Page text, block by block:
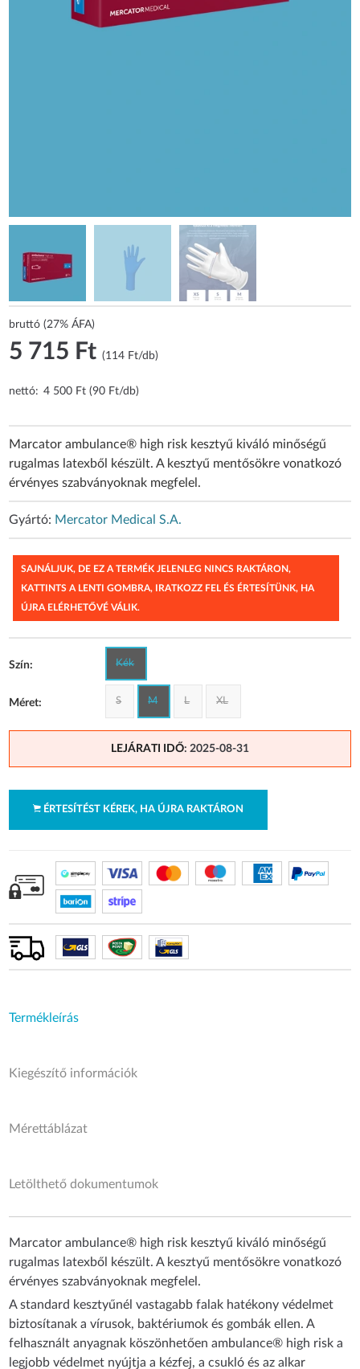
bruttó (27% ÁFA)
5 715 Ft(114 Ft/db)
nettó: 4 500 Ft (90 Ft/db)
Marcator ambulance® high risk kesztyű kiváló minőségű
rugalmas latexből készült. A kesztyű mentősökre vonatkozó
érvényes szabványoknak megfelel.
Gyártó: Mercator Medical S.A.
SAJNÁLJUK, DE EZ A TERMÉK JELENLEG NINCS RAKTÁRON,
KATTINTS A LENTI GOMBRA, IRATKOZZ FEL ÉS ÉRTESÍTÜNK, HA
ÚJRA ELÉRHETŐVÉ VÁLIK.
Szín: Kék
Méret: S M L XL
LEJÁRATI IDŐ: 2025-08-31
ÉRTESÍTÉST KÉREK, HA ÚJRA RAKTÁRON
Termékleírás
Kiegészítő információk
Mérettáblázat
Letölthető dokumentumok
Marcator ambulance® high risk kesztyű kiváló minőségű
rugalmas latexből készült. A kesztyű mentősökre vonatkozó
érvényes szabványoknak megfelel.
A standard kesztyűnél vastagabb falak hatékony védelmet
biztosítanak a vírusok, baktériumok és gombák ellen. A
felhasznált anyagnak köszönhetően ambulance® high risk a
legjobb védelmet nyújtja a kézfej, a csukló és az alkar